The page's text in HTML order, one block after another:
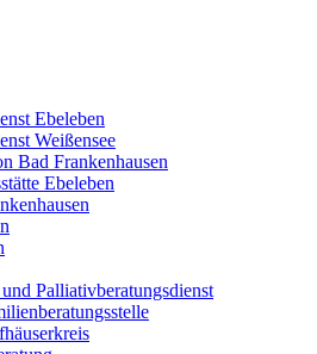
Ebeleben
Weißensee
Bad Frankenhausen
Ebeleben
Palliativberatungsdienst